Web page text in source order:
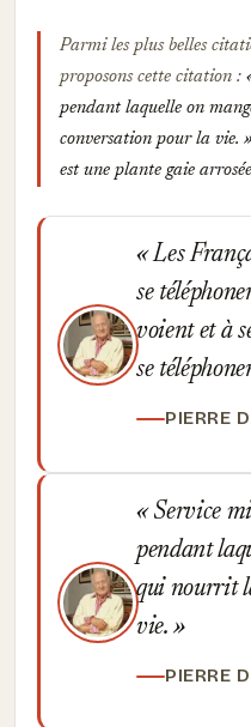
Parmi les plus belles
proposons cette citation :
pendant laquelle on
conversation pour la vie.
est une plante gaie
Les
se
voient et à
se
PIERRE
Service
pendant
qui nourrit
vie.
PIERRE